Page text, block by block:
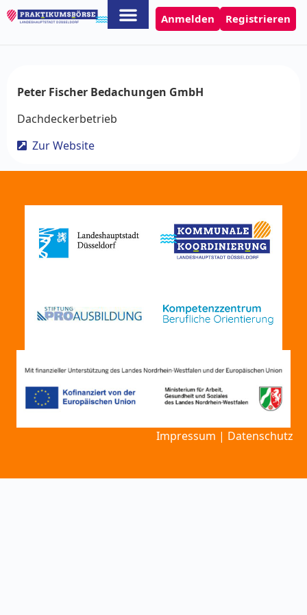
Anmelden Registrieren
Peter Fischer Bedachungen GmbH
Dachdeckerbetrieb
Zur Website
Impressum | Datenschutz